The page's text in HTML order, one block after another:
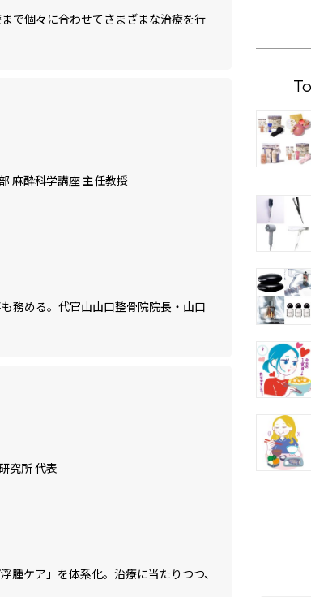
で個々に合わせてさまざまな治療を行
麻酔科学講座 主任教授
務める。代官山山口整骨院院長・山口
究所 代表
腫ケア」を体系化。治療に当たりつつ、